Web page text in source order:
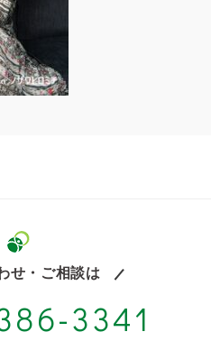
せ・ご相談は
3341